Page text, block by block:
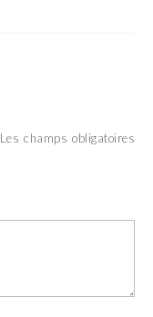
Les champs obligatoires